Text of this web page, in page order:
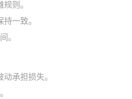
则。
一致。
。
承担损失。